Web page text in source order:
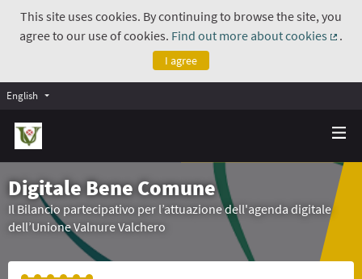
This site uses cookies. By continuing to browse the site, you
agree to our use of cookies. Find out more about cookies
.
I agree
English
Digitale Bene Comune
Il Bilancio partecipativo per l’attuazione dell'agenda digitale
dell’Unione Valnure Valchero